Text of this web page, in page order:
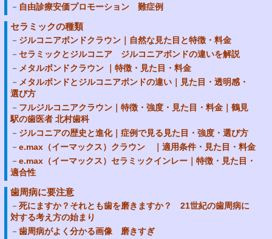
自由診療安価プロモーション 難症例
セラミックの種類
ジルコニアボンドクラウン｜自然な見た目と特徴・料金
セラミックとジルコニア ジルコニアボンドの違いを解説
メタルボンドクラウン ｜特徴・見た目・料金
メタルボンドとジルコニアボンドの違い｜見た目・透明感・
選び方
フルジルコニアクラウン｜特徴・強度・見た目・料金｜鶴見
駅の歯医者 北村歯科
ジルコニアの歴史と進化｜症例で見る見た目・強度・選び方
e.max（イーマックス）クラウン ｜適用条件・見た目・料金
e.max（イーマックス）セラミックインレー｜特徴・見た目・
適合性
歯周病に要注意
死にますか？それとも歯を磨きますか？ 21世紀の歯周病に
対する考え方の始まり
歯周病がよく分かる画像 磨きすぎ